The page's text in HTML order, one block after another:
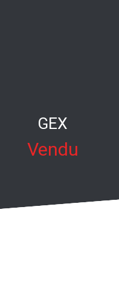
GEX
Vendu